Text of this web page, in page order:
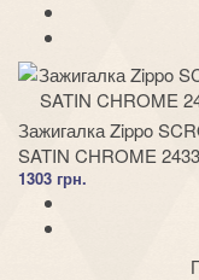
Зажигалка Zippo
SATIN CHROME
1303 грн.